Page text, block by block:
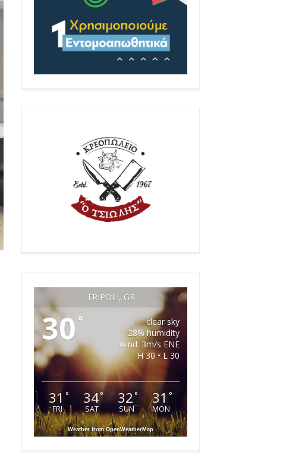
TRIPOLI, GR
30 °
clear sky
28% humidity
wind: 3m/s ENE
H 30 • L 30
31 °
FRI
34°
SAT
32°
SUN
31 °
MON
Weather from OpenWeatherMap